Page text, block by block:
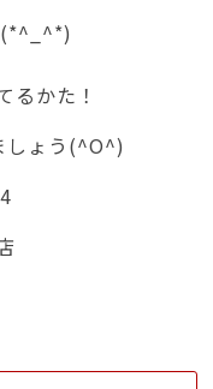
(*^_^*)
るかた！
しょう(^O^)